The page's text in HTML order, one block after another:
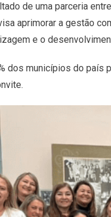
de uma parceria
aprimorar a gestão
e o
dos municípios do país